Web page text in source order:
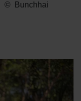
Bunchhai